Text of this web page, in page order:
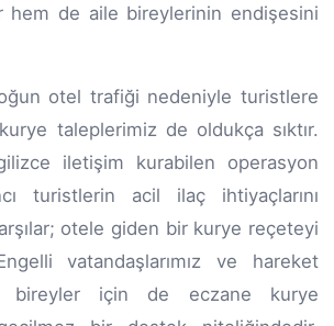
hem de aile bireylerinin endişesini
otel trafiği nedeniyle turistlere
taleplerimiz de oldukça sıktır.
iletişim kurabilen operasyon
turistlerin acil ilaç ihtiyaçlarını
otele giden bir kurye reçeteyi
vatandaşlarımız ve hareket
bireyler için de eczane kurye